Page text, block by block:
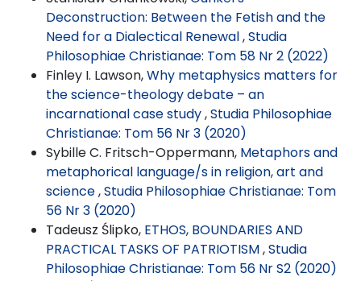
Deconstruction: Between the Fetish and the
Need for a Dialectical Renewal,Studia
Philosophiae Christianae: Tom 58 Nr 2 (2022)
Finley I. Lawson,Why metaphysics matters for
the science-theology debate – an
incarnational case study,Studia Philosophiae
Christianae: Tom 56 Nr 3 (2020)
Sybille C. Fritsch-Oppermann, Metaphors and
metaphorical language/s in religion, art and
science,Studia Philosophiae Christianae: Tom
56 Nr 3 (2020)
Tadeusz Ślipko, ETHOS, BOUNDARIES AND
PRACTICAL TASKS OF PATRIOTISM,Studia
Philosophiae Christianae: Tom 56 Nr S2 (2020)